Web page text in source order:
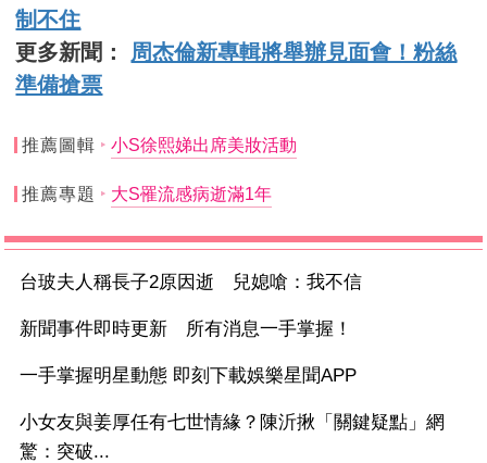
制不住
更多新聞： 周杰倫新專輯將舉辦見面會！粉絲
準備搶票
推薦圖輯 小S徐熙娣出席美妝活動
推薦專題 大S罹流感病逝滿1年
台玻夫人稱長子2原因逝 兒媳嗆：我不信
新聞事件即時更新 所有消息一手掌握！
一手掌握明星動態 即刻下載娛樂星聞APP
小女友與姜厚任有七世情緣？陳沂揪「關鍵疑點」網
驚：突破...